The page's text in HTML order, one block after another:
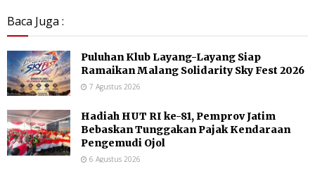
Baca Juga :
Puluhan Klub Layang-Layang Siap
Ramaikan Malang Solidarity Sky Fest 2026
7 Agustus 2026
Hadiah HUT RI ke-81, Pemprov Jatim
Bebaskan Tunggakan Pajak Kendaraan
Pengemudi Ojol
6 Agustus 2026